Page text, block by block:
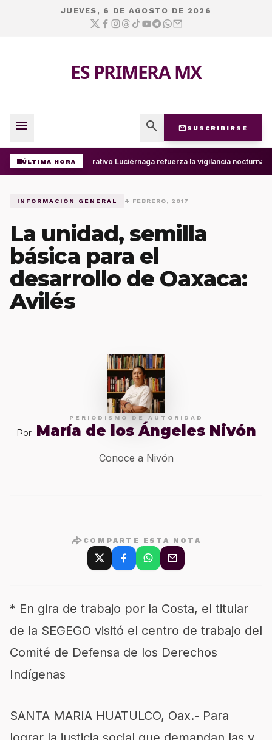
JUEVES, 6 DE AGOSTO DE 2026
ES PRIMERA MX
menu search mail SUSCRIBIRSE
ÚLTIMA HORAOperativo Luciérnaga refuerza la vigilancia nocturna
INFORMACIÓN GENERAL 4 FEBRERO, 2017
La unidad, semilla
básica para el
desarrollo de Oaxaca:
Avilés
PERIODISMO DE AUTORIDAD
Por María de los Ángeles Nivón
Conoce a Nivón
COMPARTE ESTA NOTA
* En gira de trabajo por la Costa, el titular
de la SEGEGO visitó el centro de trabajo del
Comité de Defensa de los Derechos
Indígenas
SANTA MARIA HUATULCO, Oax.- Para